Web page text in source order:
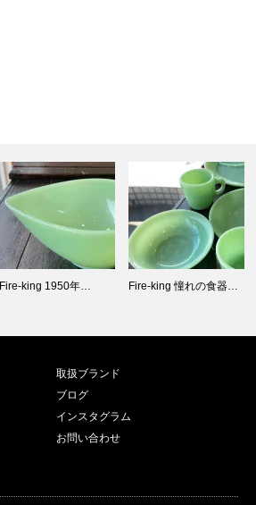
Fire-king 憧れの食器…
「青春を駆け抜けた
取扱ブランド
ブログ
インスタグラム
お問い合わせ